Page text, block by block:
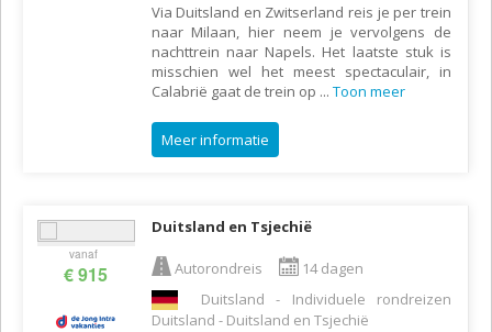
Via Duitsland en Zwitserland reis je per trein
naar Milaan, hier neem je vervolgens de
nachttrein naar Napels. Het laatste stuk is
misschien wel het meest spectaculair, in
Calabrië gaat de trein op ... Toon meer
Meer informatie
vanaf
€ 915
Duitsland en Tsjechië
Autorondreis
14 dagen
Duitsland - Individuele rondreizen
Duitsland - Duitsland en Tsjechië